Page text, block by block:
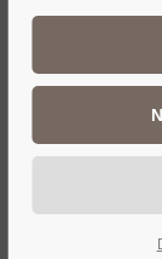
Karin
78462